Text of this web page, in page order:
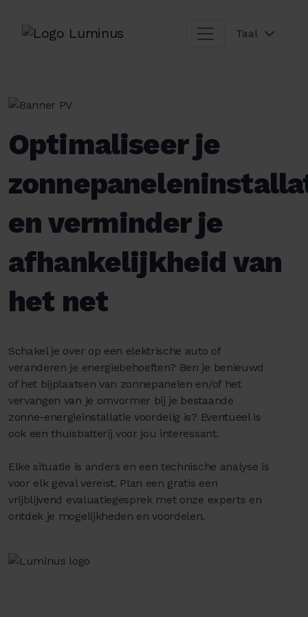
Taal
Optimaliseer je
en verminder je
afhankelijkheid van
het net
Schakel je over op een elektrische auto of
veranderen je energiebehoeften? Ben je benieuwd
of het bijplaatsen van zonnepanelen en/of het
vervangen van je omvormer bij je bestaande
zonne-energieinstallatie voordelig is? Eventueel is
ook een thuisbatterij voor jou interessant.
Elke situatie is anders en een technische analyse is
voor elk geval vereist. Plan een gratis een
vrijblijvend evaluatiegesprek met onze experts en
ontdek je mogelijkheden en voordelen.